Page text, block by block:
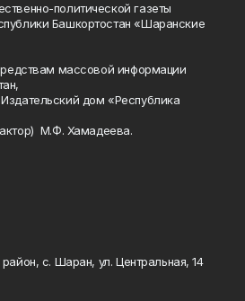
политической газеты
Башкортостан «Шаранские
массовой информации
дом «Республика
М.Ф. Хамадеева.
с. Шаран, ул. Центральная, 14